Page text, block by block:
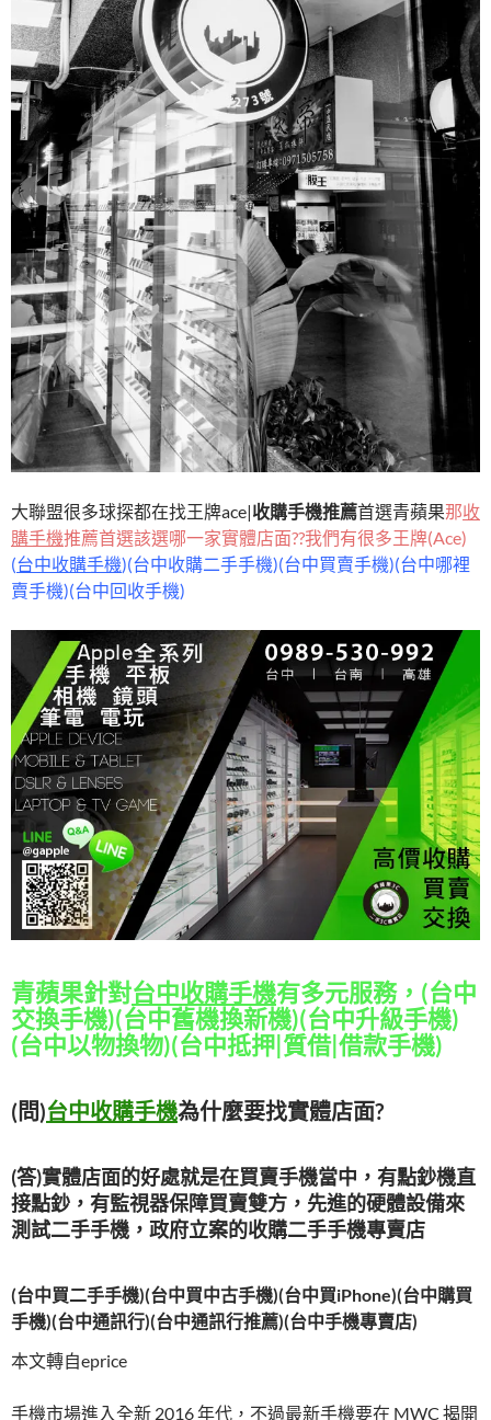
大聯盟很多球探都在找王牌ace|收購手機推薦首選青蘋果那收
購手機推薦首選該選哪一家實體店面??我們有很多王牌(Ace)
(台中收購手機)(台中收購二手手機)(台中買賣手機)(台中哪裡
賣手機)(台中回收手機)
青蘋果針對台中收購手機有多元服務，(台中
交換手機)(台中舊機換新機)(台中升級手機)
(台中以物換物)(台中抵押|質借|借款手機)
(問)台中收購手機為什麼要找實體店面?
(答)實體店面的好處就是在買賣手機當中，有點鈔機直
接點鈔，有監視器保障買賣雙方，先進的硬體設備來
測試二手手機，政府立案的收購二手手機專賣店
(台中買二手手機)(台中買中古手機)(台中買iPhone)(台中購買
手機)(台中通訊行)(台中通訊行推薦)(台中手機專賣店)
本文轉自eprice
手機市場進入全新 2016 年代，不過最新手機要在 MWC 揭開